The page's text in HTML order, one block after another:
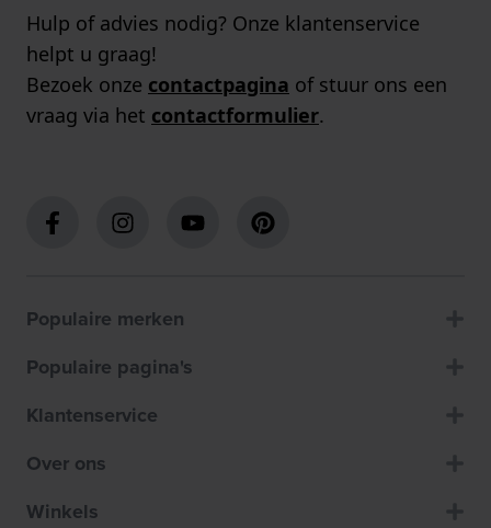
Hulp of advies nodig? Onze klantenservice
helpt u graag!
Bezoek onze contactpagina of stuur ons een
vraag via het contactformulier.
Populaire merken
Populaire pagina's
Klantenservice
Over ons
Winkels